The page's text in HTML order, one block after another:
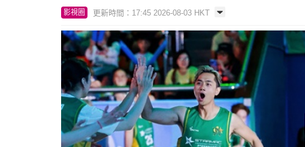
影視圈 更新時間：17:45 2026-08-03 HKT